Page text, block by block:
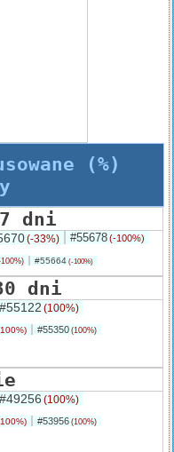
(%)
dni
(-33%) #55678(-100%)
#55664 (-100%)
dni
#55122 (100%)
#55350 (100%)
#49256 (100%)
#53956 (100%)